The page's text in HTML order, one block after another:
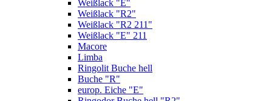
Weißlack "E"
Weißlack "R2"
Weißlack "R2 211"
Weißlack "E" 211
Macore
Limba
Ringolit Buche hell
Buche "R"
europ. Eiche "E"